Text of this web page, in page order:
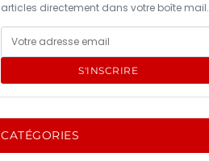
articles directement dans votre boîte mail.
S'INSCRIRE
CATÉGORIES